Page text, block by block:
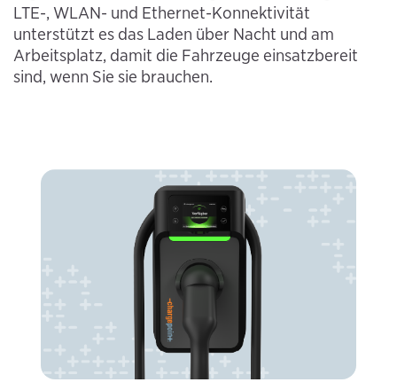
LTE-, WLAN- und Ethernet-Konnektivität
unterstützt es das Laden über Nacht und am
Arbeitsplatz, damit die Fahrzeuge einsatzbereit
sind, wenn Sie sie brauchen.